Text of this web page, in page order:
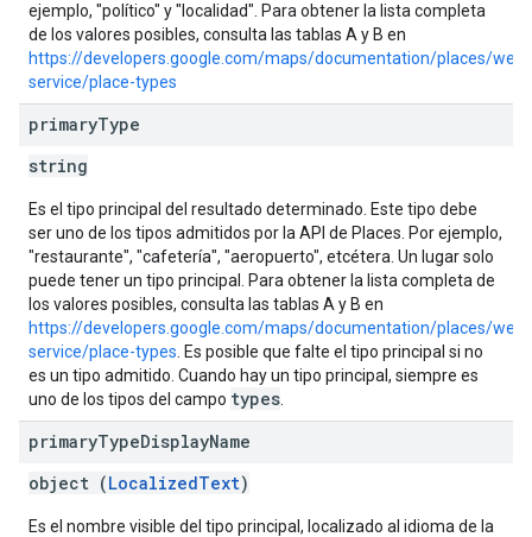
ejemplo, "político" y "localidad". Para obtener la lista completa
de los valores posibles, consulta las tablas A y B en
https://developers.google.com/maps/documentation/places/web-
service/place-types
primaryType
string
Es el tipo principal del resultado determinado. Este tipo debe
ser uno de los tipos admitidos por la API de Places. Por ejemplo,
"restaurante", "cafetería", "aeropuerto", etcétera. Un lugar solo
puede tener un tipo principal. Para obtener la lista completa de
los valores posibles, consulta las tablas A y B en
https://developers.google.com/maps/documentation/places/web-
service/place-types . Es posible que falte el tipo principal si no
es un tipo admitido. Cuando hay un tipo principal, siempre es
uno de los tipos del campo types
primaryTypeDisplayName
object (LocalizedText)
Es el nombre visible del tipo principal, localizado al idioma de la